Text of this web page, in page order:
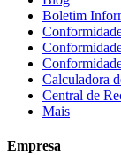
Boletim
Calculadora
Central de
Mais
Empresa